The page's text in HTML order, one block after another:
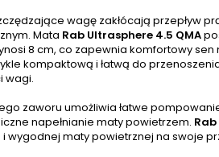
wagę zakłócają przepływ
Mata Rab Ultrasphere 4.5 QMA
8 cm, co zapewnia komfortowy
kompaktową i łatwą do
wagi.
zaworu umożliwia łatwe
napełnianie maty powietrzem.
i wygodnej maty powietrznej na swoje